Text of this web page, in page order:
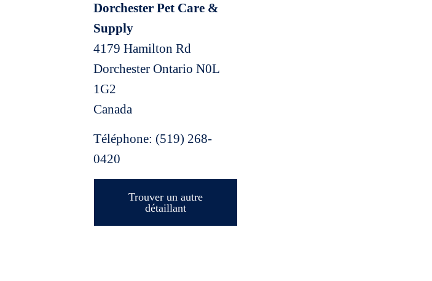
Dorchester Pet Care &
Supply
4179 Hamilton Rd
Dorchester Ontario N0L
1G2
Canada
Téléphone: (519) 268-
0420
Trouver un autre
détaillant